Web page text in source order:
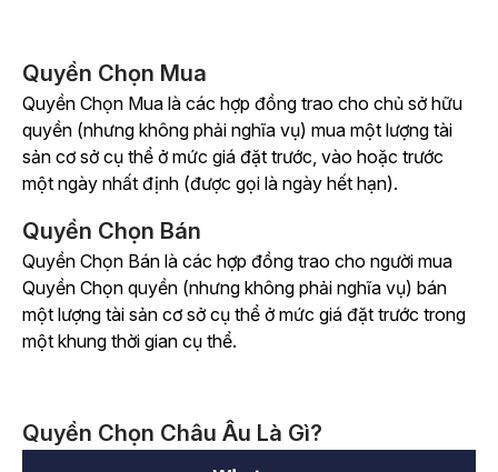
Quyền Chọn Mua
Quyền Chọn Mua là các hợp đồng trao cho chủ sở hữu
quyền (nhưng không phải nghĩa vụ) mua một lượng tài
sản cơ sở cụ thể ở mức giá đặt trước, vào hoặc trước
một ngày nhất định (được gọi là ngày hết hạn).
Quyền Chọn Bán
Quyền Chọn Bán là các hợp đồng trao cho người mua
Quyền Chọn quyền (nhưng không phải nghĩa vụ) bán
một lượng tài sản cơ sở cụ thể ở mức giá đặt trước trong
một khung thời gian cụ thể.
Quyền Chọn Châu Âu Là Gì?